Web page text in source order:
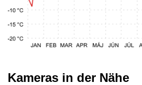
Kameras in der Nähe